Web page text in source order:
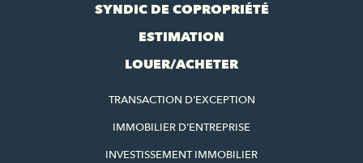
SYNDIC DE COPROPRIÉTÉ
ESTIMATION
LOUER/ACHETER
TRANSACTION D'EXCEPTION
IMMOBILIER D'ENTREPRISE
INVESTISSEMENT IMMOBILIER